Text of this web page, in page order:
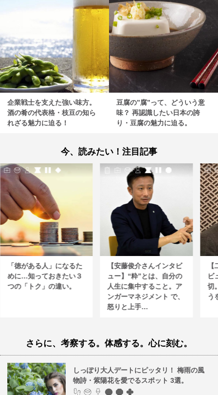
企業戦士を支えた強い味方。
酒の肴の代表格・枝豆の知ら
れざる魅力に迫る！
豆腐の”腐”って、どういう意
味？ 再認識したい日本の誇
り・豆腐の魅力に迫る。
今、読みたい！注目記事
「徳がある人」になるた
めに…知っておきたい３
つの「トク」の違い。
【安藤俊介さんインタビ
ュー】“粋”とは、自分の
人生に集中すること。ア
ンガーマネジメント で、
怒りと上手…
ビ
切
う
さらに、考察する。体感する。心に刻む。
しっぽり大人デートにピッタリ！ 梅雨の風
物詩・紫陽花を愛でるスポット 3選。